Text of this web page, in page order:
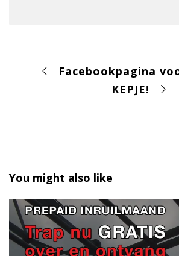
KEPJE!
You might also like